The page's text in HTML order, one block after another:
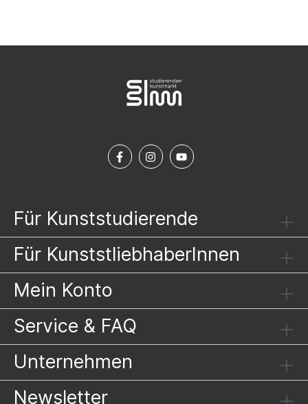
Für Kunststudierende
Für KunststliebhaberInnen
Mein Konto
Service & FAQ
Unternehmen
Newsletter